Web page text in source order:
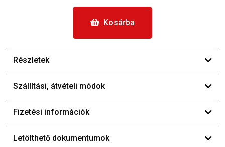
Kosárba
Részletek
Szállítási, átvételi módok
Fizetési információk
Letölthető dokumentumok